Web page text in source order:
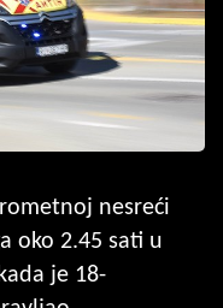
nesreći
oko 2.45 sati u
je 18-